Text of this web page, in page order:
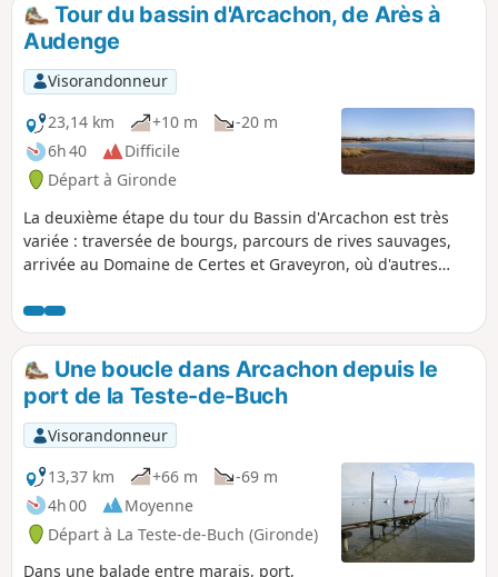
Tour du bassin d'Arcachon, de Arès à
Audenge
Visorandonneur
23,14 km
+10 m
-20 m
6h 40
Difficile
Départ à Gironde
La deuxième étape du tour du Bassin d'Arcachon est très
variée : traversée de bourgs, parcours de rives sauvages,
arrivée au Domaine de Certes et Graveyron, où d'autres
Audenge. Si une seule étape est à faire, celle-ci est à
retenir.
Une boucle dans Arcachon depuis le
port de la Teste-de-Buch
Visorandonneur
13,37 km
+66 m
-69 m
4h 00
Moyenne
Départ à La Teste-de-Buch (Gironde)
Dans une balade entre marais, port,